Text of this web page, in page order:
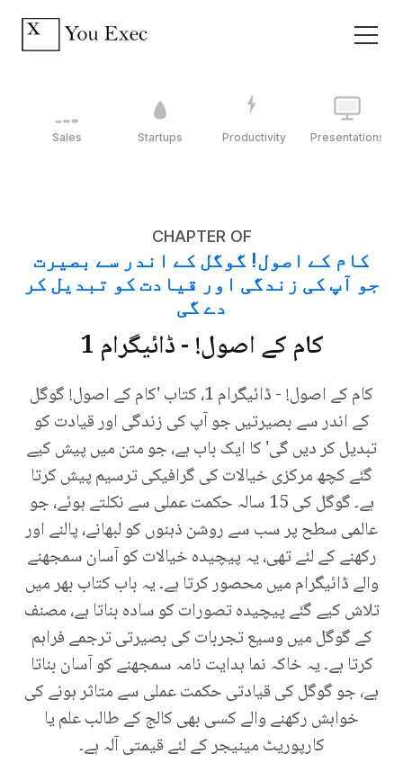
Sales Startups Productivity Presentations
CHAPTER OF
کام کے اصول! گوگل کے اندر سے بصیرت
جو آپ کی زندگی اور قیادت کو تبدیل کر
دے گی
کام کے اصول! - ڈائیگرام 1
کام کے اصول! - ڈائیگرام 1، کتاب 'کام کے اصول! گوگل
کے اندر سے بصیرتیں جو آپ کی زندگی اور قیادت کو
تبدیل کر دیں گی' کا ایک باب ہے، جو متن میں پیش کیے
گئے کچھ مرکزی خیالات کی گرافیکی ترسیم پیش کرتا
ہے۔ گوگل کی 15 سالہ حکمت عملی سے نکلتے ہوئے، جو
عالمی سطح پر سب سے روشن ذہنوں کو لبھانے، پالنے اور
رکھنے کے لئے تھی، یہ پیچیدہ خیالات کو آسان سمجھنے
والے ڈائیگرام میں محصور کرتا ہے۔ یہ باب کتاب بھر میں
تلاش کیے گئے پیچیدہ تصورات کو سادہ بناتا ہے، مصنف
کے گوگل میں وسیع تجربات کی بصیرتی ترجمے فراہم
کرتا ہے۔ یہ خاکہ نما ہدایت نامہ سمجھنے کو آسان بناتا
ہے، جو گوگل کی قیادتی حکمت عملی سے متاثر ہونے کی
خواہش رکھنے والے کسی بھی کالج کے طالب علم یا
کارپوریٹ مینیجر کے لئے قیمتی آلہ ہے۔